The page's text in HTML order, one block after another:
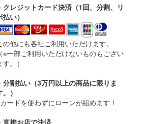
クレジットカード決済（1回、分割、リ
払い）
の他にも各社ご利用いただけます。
（※一部ご利用いただけないものもござい
す。）
分割払い（3万円以上の商品に限りま
。）
ードを使わずにローンが組めます！
直接お店で決済